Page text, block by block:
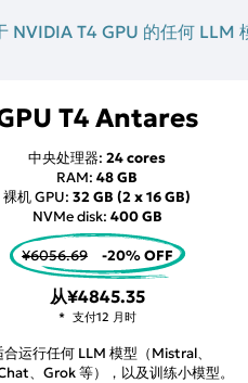
NVIDIA T4 GPU 的任何 LLM
T4 Antares
中央处理器:24 cores
RAM:48 GB
裸机 GPU:32 GB (2 x 16 GB)
NVMe disk: 400 GB
¥6056.69 -20% OFF
从¥4845.35
支付12 月时
运行任何 LLM 模型（Mistral、
、Grok 等），以及训练小模型。